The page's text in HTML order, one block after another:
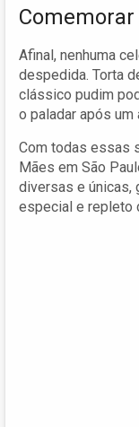
Comemorar
Afinal, nenhuma
despedida. Torta
clássico pudim
o paladar após
Com todas essas
Mães em São
diversas e únicas,
especial e repleto